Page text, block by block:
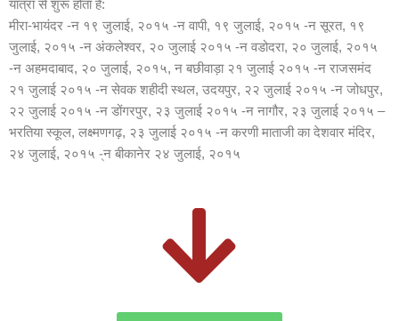
यात्रा से शुरू होता है:
मीरा-भायंदर -न १९ जुलाई, २०१५ -न वापी, १९ जुलाई, २०१५ -न सूरत, १९
जुलाई, २०१५ -न अंकलेश्वर, २० जुलाई २०१५ -न वडोदरा, २० जुलाई, २०१५
-न अहमदाबाद, २० जुलाई, २०१५, न बछीवाड़ा २१ जुलाई २०१५ -न राजसमंद
२१ जुलाई २०१५ -न सेवक शहीदी स्थल, उदयपुर, २२ जुलाई २०१५ -न जोधपुर,
२२ जुलाई २०१५ -न डोंगरपुर, २३ जुलाई २०१५ -न नागौर, २३ जुलाई २०१५ –
भरतिया स्कूल, लक्ष्मणगढ़, २३ जुलाई २०१५ -न करणी माताजी का देशवार मंदिर,
२४ जुलाई, २०१५ -्न बीकानेर २४ जुलाई, २०१५